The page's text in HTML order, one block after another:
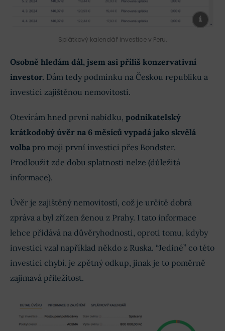
Splátkový kalendář investice v Peru.
Osobně hledám dál, jsem asi příliš konzervativní
investor. Dám tedy podmínku na Českou republiku a
investici zajištěnou nemovitostí.
Otevírám hned první nabídku, podnikatelský
krátkodobý úvěr na 6 měsíců vypadá jako skvělá
volba pro moji první investici přes Bondster.
Prodloužit zde dobu splatnosti nelze (důležitá
informace).
Úvěr je zajištěný nemovitostí, což je určitě dobrá
zpráva a byl zřízen ženou z Prahy. I tato informace
lehce přidává na důvěryhodnosti, oproti tomu, kdyby
investici vzal například někdo z Ruska. “Jediné” co této
investici chybí, je zpětný odkup, jinak je to poměrně
zajímavá příležitost.